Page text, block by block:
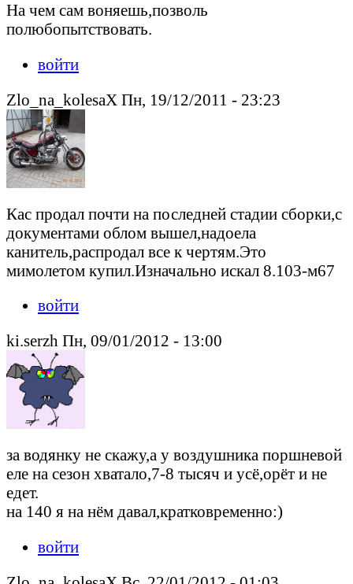
На чем сам воняешь,позволь
полюбопытствовать.
войти
Zlo_na_kolesaX Пн, 19/12/2011 - 23:23
Кас продал почти на последней стадии сборки,с
документами облом вышел,надоела
канитель,распродал все к чертям.Это
мимолетом купил.Изначально искал 8.103-м67
войти
ki.serzh Пн, 09/01/2012 - 13:00
за водянку не скажу,а у воздушника поршневой
еле на сезон хватало,7-8 тысяч и усё,орёт и не
едет.
на 140 я на нём давал,кратковременно:)
войти